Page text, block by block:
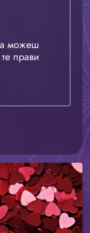
можеш
прави